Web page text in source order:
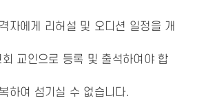
자에게 리허설 및 오디션 일정을 개
교인으로 등록 및 출석하여야 합
하여 섬기실 수 없습니다.